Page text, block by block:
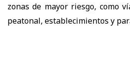
zonas de mayor riesgo, como
peatonal, establecimientos y